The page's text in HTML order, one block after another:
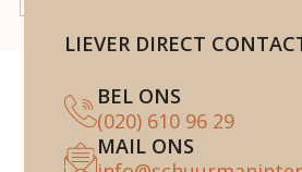
LIEVER DIRECT
BEL ONS
(020) 610 96 29
MAIL ONS